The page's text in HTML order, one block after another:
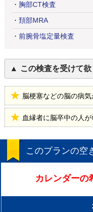
・ 胸部CT検査
・ 頚部MRA
・ 前腕骨塩定量検査
この検査を受けて
脳梗塞などの脳の病
血縁者に脳卒中の人
このプランの空
カレンダーの